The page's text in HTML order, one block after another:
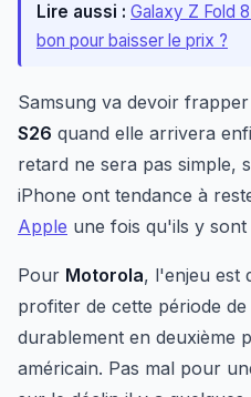
Lire aussi : Galaxy Z Fold
bon pour baisser le prix ?
Samsung va devoir
S26 quand elle arrivera
retard ne sera pas simple,
iPhone ont tendance à
Apple une fois qu'ils y sont
Pour Motorola, l'enjeu est
profiter de cette période
durablement en deuxième
américain. Pas mal pour